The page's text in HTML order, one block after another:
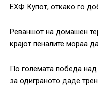
ЕХФ Купот, откако го
Реваншот на домашен
крајот пеналите мораа
По големата победа
за одиграното даде